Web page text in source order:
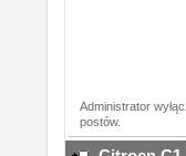
Administrator
postów.